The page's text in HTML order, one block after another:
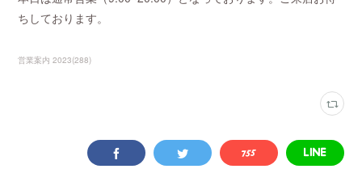
ちしております。
営業案内 2023(288)